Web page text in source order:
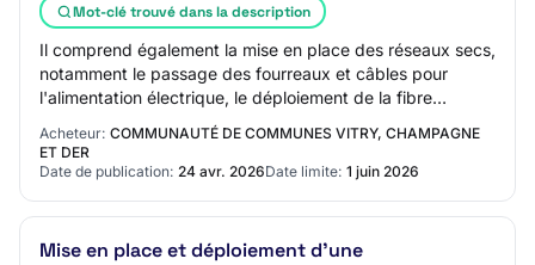
Mot-clé trouvé dans la description
Il comprend également la mise en place des réseaux secs,
notamment le passage des fourreaux et câbles pour
l'alimentation électrique, le déploiement de la fibre
optique et l'éclairage public, incluan…
Acheteur: COMMUNAUTÉ DE COMMUNES VITRY, CHAMPAGNE
ET DER
Date de publication: 24 avr. 2026Date limite: 1 juin 2026
Mise en place et déploiement d’une